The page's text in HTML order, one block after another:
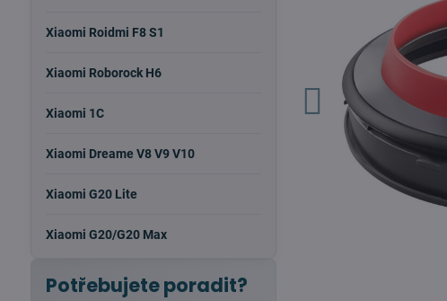
Xiaomi Roidmi F8 S1
Xiaomi Roborock H6
Xiaomi 1C
Xiaomi Dreame V8 V9 V10
Xiaomi G20 Lite
Xiaomi G20/G20 Max
Potřebujete poradit?